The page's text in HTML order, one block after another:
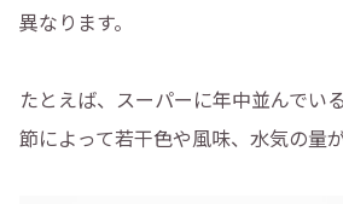
異なります。
たとえば、スーパーに年中並んでい
節によって若干色や風味、水気の量